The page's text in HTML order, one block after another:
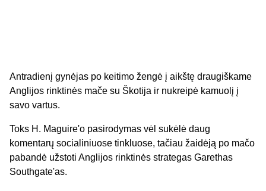
Antradienį gynėjas po keitimo žengė į aikštę draugiškame
Anglijos rinktinės mače su Škotija ir nukreipė kamuolį į
savo vartus.
Toks H. Maguire'o pasirodymas vėl sukėlė daug
komentarų socialiniuose tinkluose, tačiau žaidėją po mačo
pabandė užstoti Anglijos rinktinės strategas Garethas
Southgate'as.